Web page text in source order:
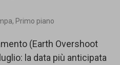
, Primo piano
(Earth Overshoot
la data più anticipata